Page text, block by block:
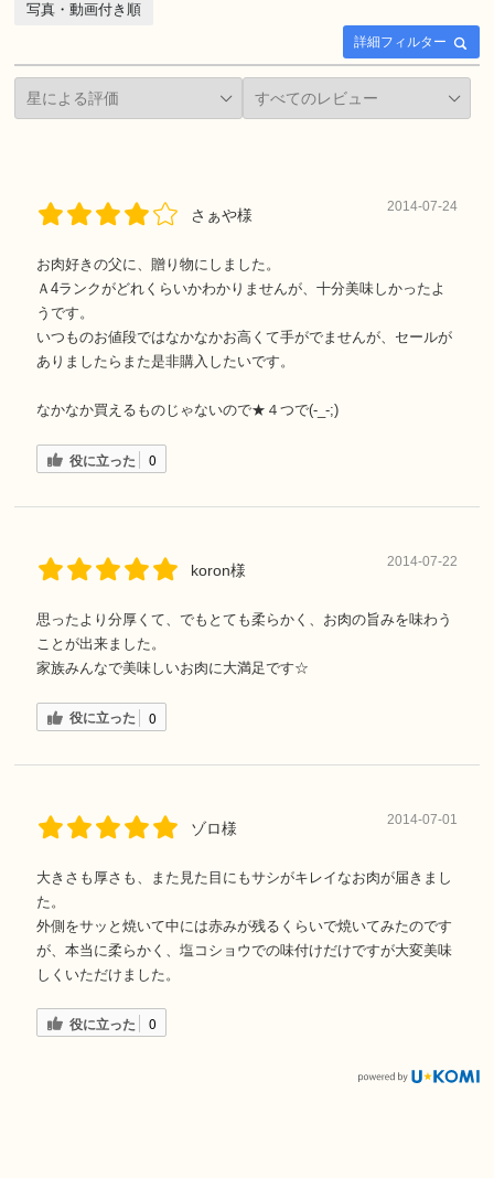
詳細フィルター
写真・動画付き順
さぁや様 2014-07-24
お肉好きの父に、贈り物にしました。
Ａ4ランクがどれくらいかわかりませんが、十分美味しかったよ
うです。
いつものお値段ではなかなかお高くて手がでませんが、セールが
ありましたらまた是非購入したいです。
なかなか買えるものじゃないので★４つで(-_-;)
役に立った 0
koron様 2014-07-22
思ったより分厚くて、でもとても柔らかく、お肉の旨みを味わう
ことが出来ました。
家族みんなで美味しいお肉に大満足です☆
役に立った 0
ゾロ様 2014-07-01
大きさも厚さも、また見た目にもサシがキレイなお肉が届きまし
た。
外側をサッと焼いて中には赤みが残るくらいで焼いてみたのです
が、本当に柔らかく、塩コショウでの味付けだけですが大変美味
しくいただけました。
役に立った 0